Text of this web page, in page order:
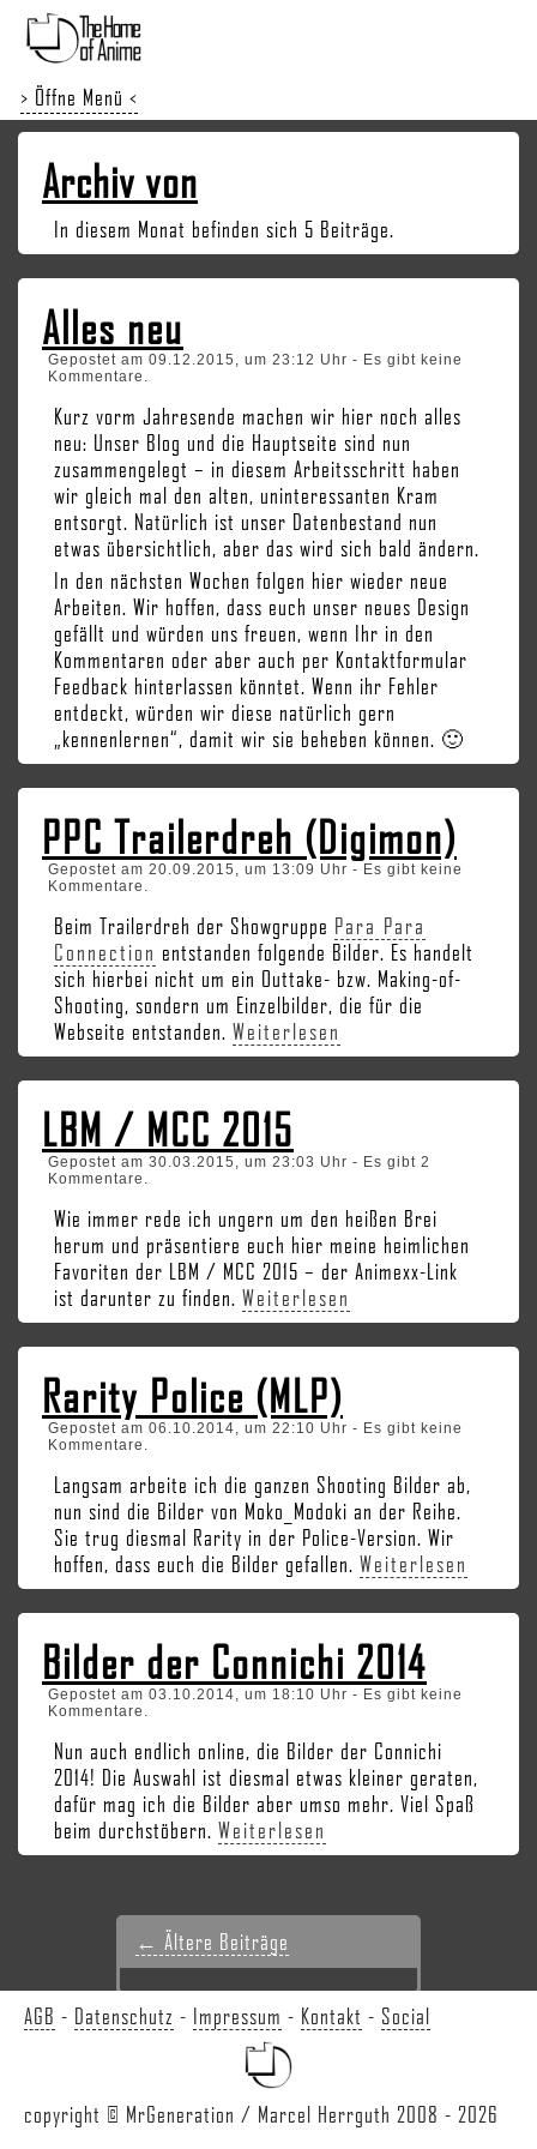
> Öffne Menü <
Archiv von
In diesem Monat befinden sich 5 Beiträge.
Alles neu
Gepostet am 09.12.2015, um 23:12 Uhr - Es gibt keine
Kommentare.
Kurz vorm Jahresende machen wir hier noch alles
neu: Unser Blog und die Hauptseite sind nun
zusammengelegt – in diesem Arbeitsschritt haben
wir gleich mal den alten, uninteressanten Kram
entsorgt. Natürlich ist unser Datenbestand nun
etwas übersichtlich, aber das wird sich bald ändern.
In den nächsten Wochen folgen hier wieder neue
Arbeiten. Wir hoffen, dass euch unser neues Design
gefällt und würden uns freuen, wenn Ihr in den
Kommentaren oder aber auch per Kontaktformular
Feedback hinterlassen könntet. Wenn ihr Fehler
entdeckt, würden wir diese natürlich gern
„kennenlernen“, damit wir sie beheben können. 🙂
PPC Trailerdreh (Digimon)
Gepostet am 20.09.2015, um 13:09 Uhr - Es gibt keine
Kommentare.
Beim Trailerdreh der Showgruppe Para Para
Connection entstanden folgende Bilder. Es handelt
sich hierbei nicht um ein Outtake- bzw. Making-of-
Shooting, sondern um Einzelbilder, die für die
Webseite entstanden. Weiterlesen
LBM / MCC 2015
Gepostet am 30.03.2015, um 23:03 Uhr - Es gibt 2
Kommentare.
Wie immer rede ich ungern um den heißen Brei
herum und präsentiere euch hier meine heimlichen
Favoriten der LBM / MCC 2015 – der Animexx-Link
ist darunter zu finden. Weiterlesen
Rarity Police (MLP)
Gepostet am 06.10.2014, um 22:10 Uhr - Es gibt keine
Kommentare.
Langsam arbeite ich die ganzen Shooting Bilder ab,
nun sind die Bilder von Moko_Modoki an der Reihe.
Sie trug diesmal Rarity in der Police-Version. Wir
hoffen, dass euch die Bilder gefallen. Weiterlesen
Bilder der Connichi 2014
Gepostet am 03.10.2014, um 18:10 Uhr - Es gibt keine
Kommentare.
Nun auch endlich online, die Bilder der Connichi
2014! Die Auswahl ist diesmal etwas kleiner geraten,
dafür mag ich die Bilder aber umso mehr. Viel Spaß
beim durchstöbern. Weiterlesen
← Ältere Beiträge
AGB - Datenschutz - Impressum - Kontakt - Social
copyright © MrGeneration / Marcel Herrguth 2008 - 2026